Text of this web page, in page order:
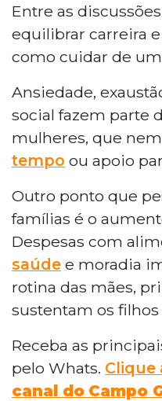
Entre as
equilibrar carreira
como cuidar de
Ansiedade,
social fazem parte
mulheres, que
tempo ou apoio
Outro ponto que
famílias é o
Despesas com
saúde e moradia
rotina das mães,
sustentam os filhos
Receba as
pelo Whats. Clique
canal do Campo